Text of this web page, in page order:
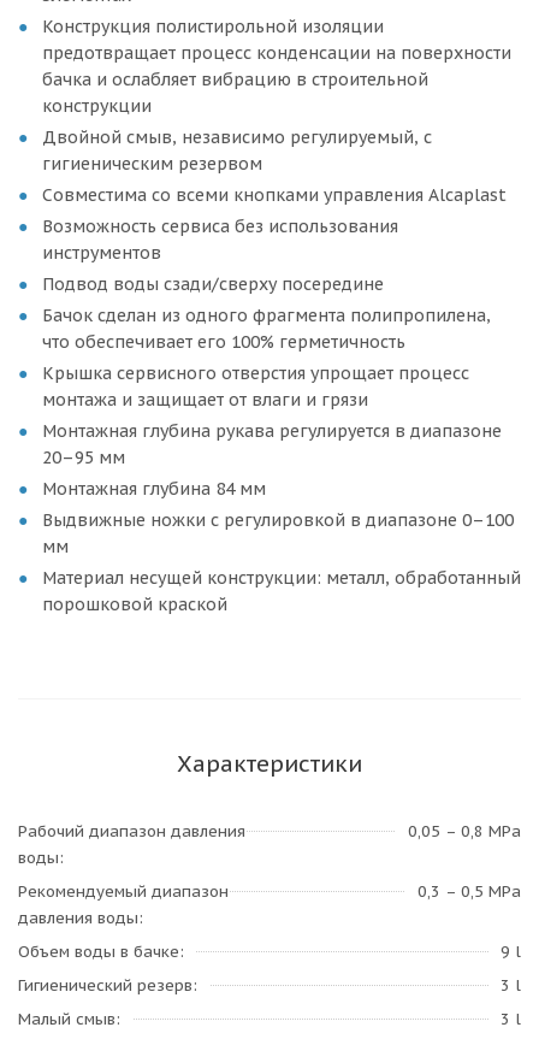
Конструкция полистирольной изоляции
предотвращает процесс конденсации на поверхности
бачка и ослабляет вибрацию в строительной
конструкции
Двойной смыв, независимо регулируемый, с
гигиеническим резервом
Совместима со всеми кнопками управления Alcaplast
Возможность сервиса без использования
инструментов
Подвод воды сзади/сверху посередине
Бачок сделан из одного фрагмента полипропилена,
что обеспечивает его 100% герметичность
Крышка сервисного отверстия упрощает процесс
монтажа и защищает от влаги и грязи
Монтажная глубина рукава регулируется в диапазоне
20–95 мм
Монтажная глубина 84 мм
Выдвижные ножки с регулировкой в диапазоне 0–100
мм
Материал несущей конструкции: металл, обработанный
порошковой краской
Характеристики
Рабочий диапазон давления
воды
0,05 – 0,8 MPa
Рекомендуемый диапазон
давления воды
0,3 – 0,5 MPa
Объем воды в бачке
9 l
Гигиенический резерв
3 l
Малый смыв
3 l